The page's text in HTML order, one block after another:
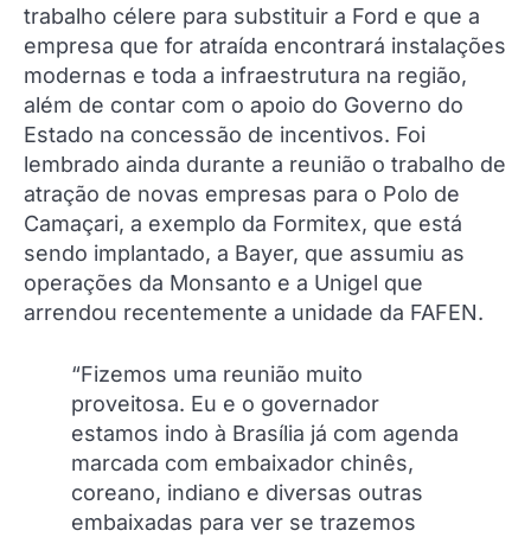
trabalho célere para substituir a Ford e que a
empresa que for atraída encontrará instalações
modernas e toda a infraestrutura na região,
além de contar com o apoio do Governo do
Estado na concessão de incentivos. Foi
lembrado ainda durante a reunião o trabalho de
atração de novas empresas para o Polo de
Camaçari, a exemplo da Formitex, que está
sendo implantado, a Bayer, que assumiu as
operações da Monsanto e a Unigel que
arrendou recentemente a unidade da FAFEN.
“Fizemos uma reunião muito
proveitosa. Eu e o governador
estamos indo à Brasília já com agenda
marcada com embaixador chinês,
coreano, indiano e diversas outras
embaixadas para ver se trazemos